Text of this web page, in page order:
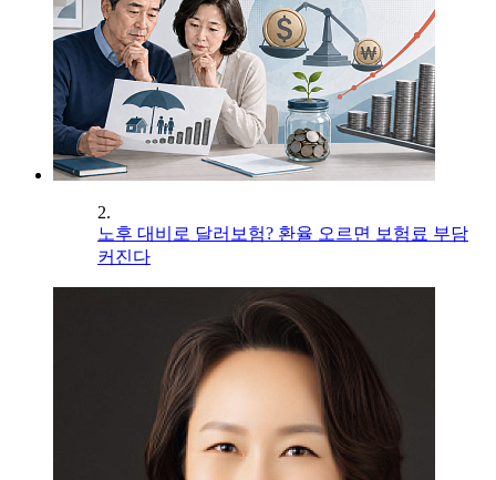
2.
노후 대비로 달러보험? 환율 오르면 보험료 부담
커진다